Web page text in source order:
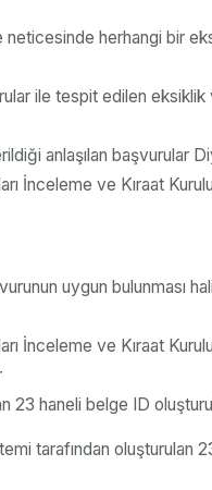
neticesinde herhangi bir
ile tespit edilen
anlaşılan başvurular
İnceleme ve Kıraat
uygun bulunması
İnceleme ve Kıraat
23 haneli belge ID
tarafından oluşturulan